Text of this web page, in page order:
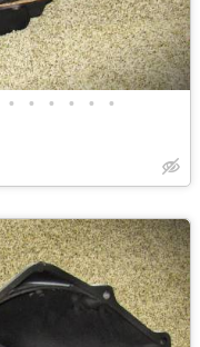
• • • • • •